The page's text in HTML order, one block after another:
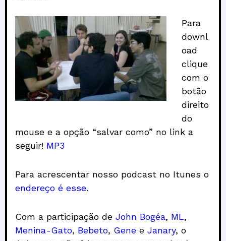
Para
downl
oad
clique
com o
botão
direito
do
mouse e a opção “salvar como” no link a
seguir! MP3
Para acrescentar nosso podcast no Itunes o
endereço é esse.
Com a participação de John Bogéa, ML,
Menina-Gato, Bebeto, Gene e Janary, o